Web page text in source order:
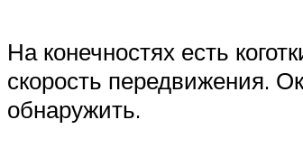
На конечностях есть
скорость передвижения.
обнаружить.